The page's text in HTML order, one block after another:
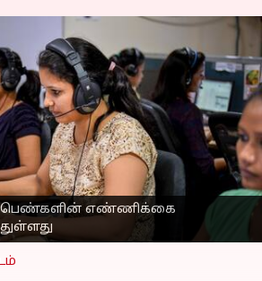
பெண்களின் எண்ணிக்கை
ஏழு
'ஒர்கிங்
எந்த
V Nov 29, 2024 05:01 pm